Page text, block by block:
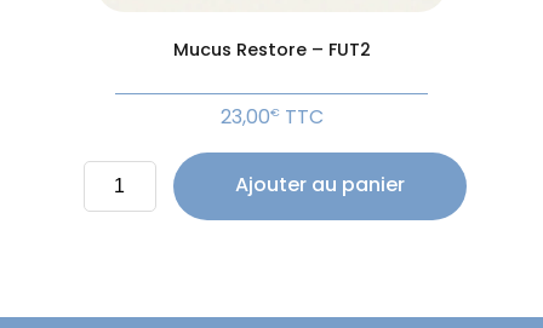
Mucus Restore – FUT2
23,00€ TTC
quantité
Ajouter au panier